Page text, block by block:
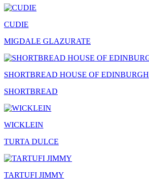
CUDIE
MIGDALE GLAZURATE
SHORTBREAD HOUSE OF EDINBURGH
SHORTBREAD
WICKLEIN
TURTA DULCE
TARTUFI JIMMY